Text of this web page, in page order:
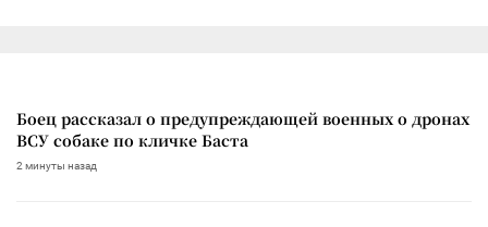
Боец рассказал о предупреждающей военных о дронах
ВСУ собаке по кличке Баста
2 минуты назад